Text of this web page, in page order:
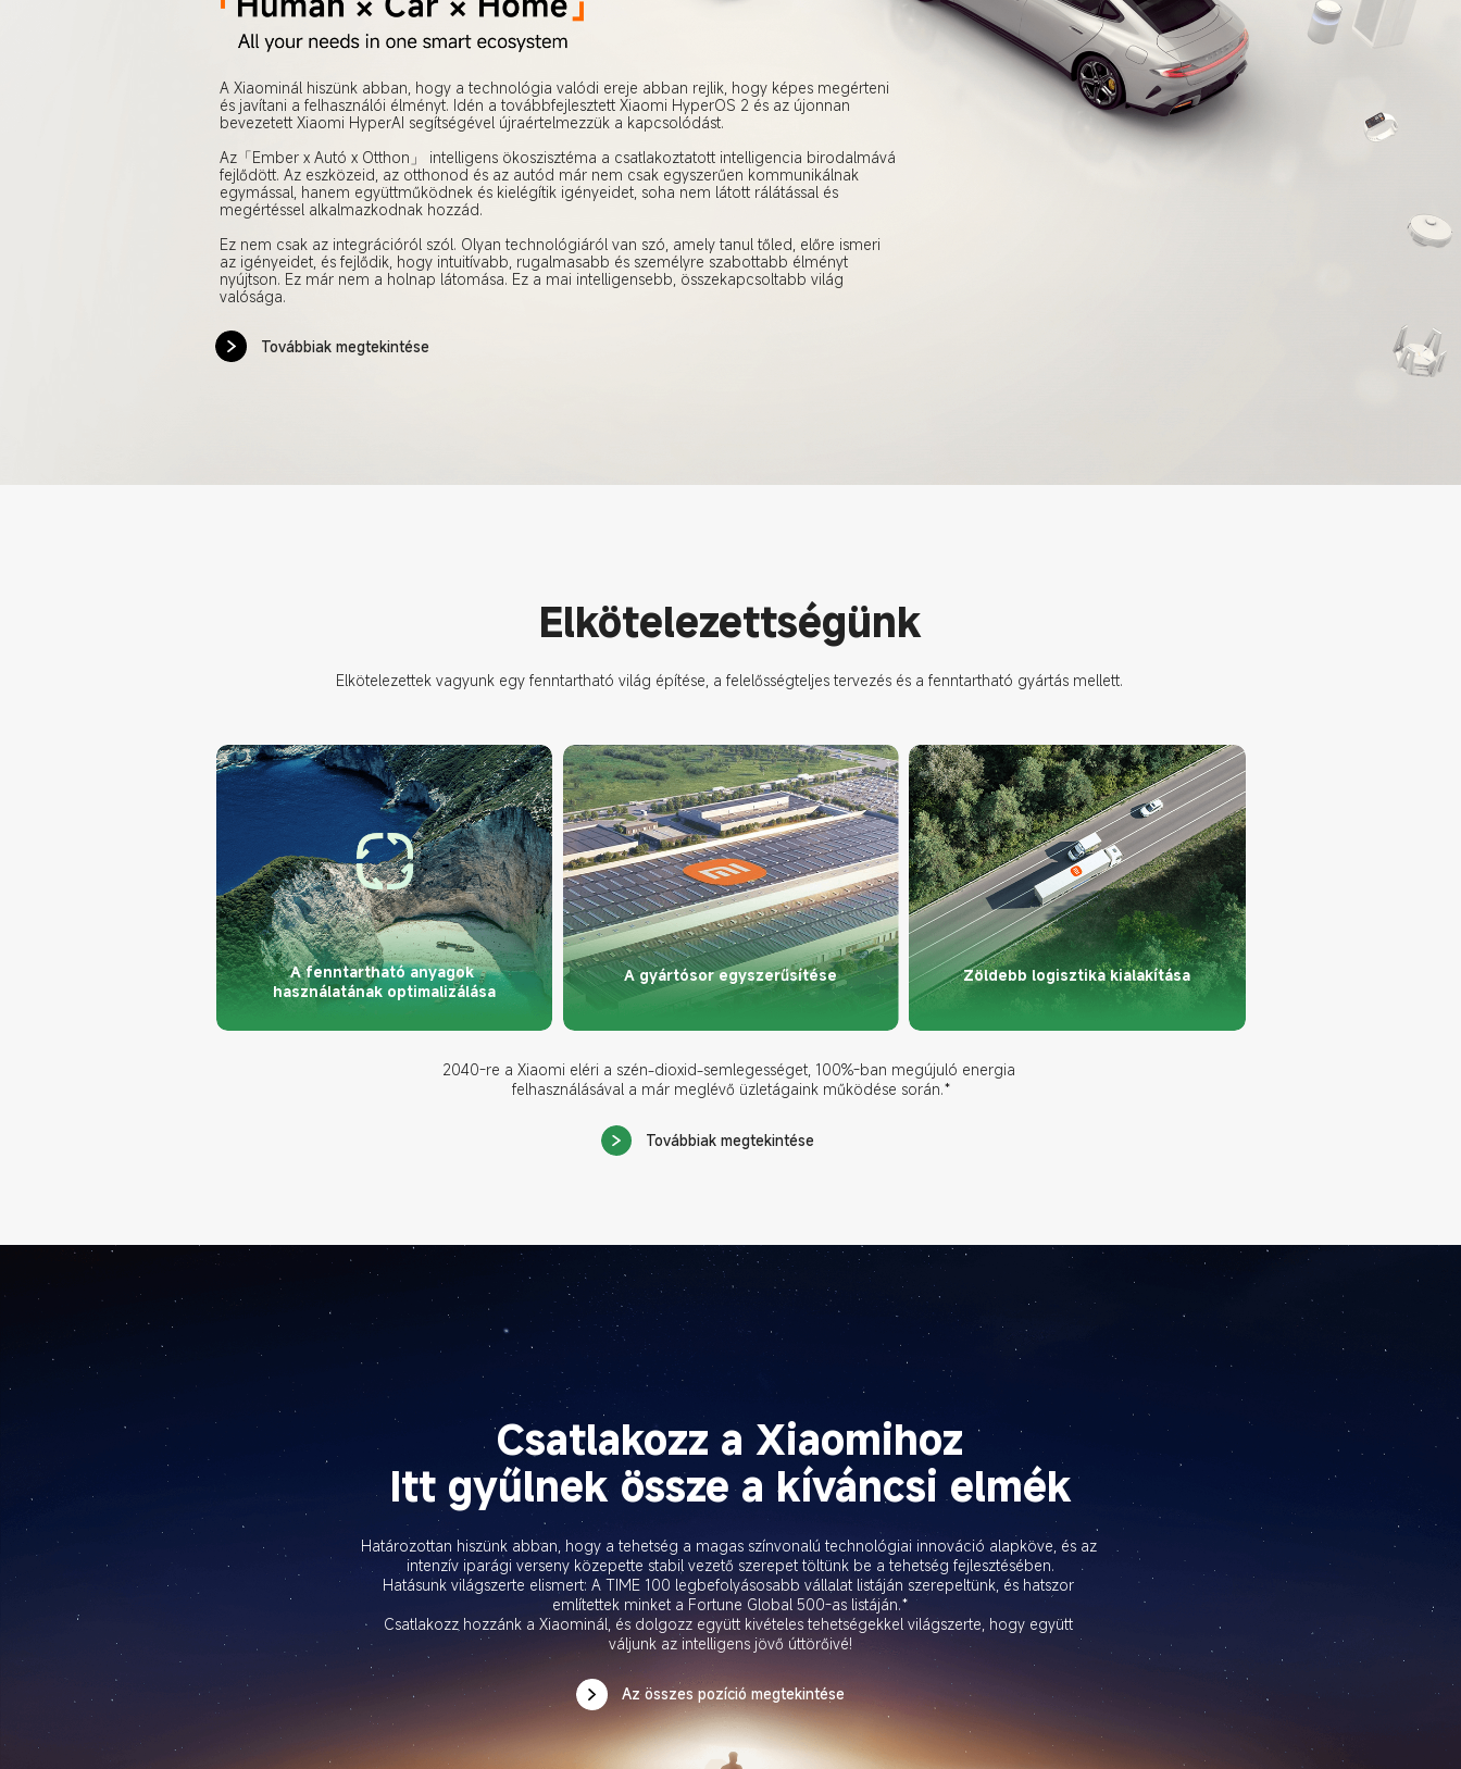
A Xiaominál hiszünk abban, hogy a technológia valódi ereje abban rejlik, hogy képes megérteni
és javítani a felhasználói élményt. Idén a továbbfejlesztett Xiaomi HyperOS 2 és az újonnan
bevezetett Xiaomi HyperAI segítségével újraértelmezzük a kapcsolódást.
Az「Ember x Autó x Otthon」 intelligens ökoszisztéma a csatlakoztatott intelligencia birodalmává
fejlődött. Az eszközeid, az otthonod és az autód már nem csak egyszerűen kommunikálnak
egymással, hanem együttműködnek és kielégítik igényeidet, soha nem látott rálátással és
megértéssel alkalmazkodnak hozzád.
Ez nem csak az integrációról szól. Olyan technológiáról van szó, amely tanul tőled, előre ismeri
az igényeidet, és fejlődik, hogy intuitívabb, rugalmasabb és személyre szabottabb élményt
nyújtson. Ez már nem a holnap látomása. Ez a mai intelligensebb, összekapcsoltabb világ
valósága.
Továbbiak megtekintése
Elkötelezettségünk
Elkötelezettek vagyunk egy fenntartható világ építése, a felelősségteljes tervezés és a fenntartható gyártás mellett.
A fenntartható anyagok
használatának optimalizálása
A gyártósor egyszerűsítése Zöldebb logisztika kialakítása
2040-re a Xiaomi eléri a szén-dioxid-semlegességet, 100%-ban megújuló energia
felhasználásával a már meglévő üzletágaink működése során.*
Továbbiak megtekintése
Csatlakozz a Xiaomihoz
Itt gyűlnek össze a kíváncsi elmék
Határozottan hiszünk abban, hogy a tehetség a magas színvonalú technológiai innováció alapköve, és az
intenzív iparági verseny közepette stabil vezető szerepet töltünk be a tehetség fejlesztésében.
Hatásunk világszerte elismert: A TIME 100 legbefolyásosabb vállalat listáján szerepeltünk, és hatszor
említettek minket a Fortune Global 500-as listáján.*
Csatlakozz hozzánk a Xiaominál, és dolgozz együtt kivételes tehetségekkel világszerte, hogy együtt
váljunk az intelligens jövő úttörőivé!
Az összes pozíció megtekintése